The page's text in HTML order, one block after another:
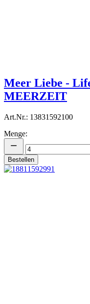
Meer Liebe -
MEERZEIT
Art.Nr.: 13831592100
Menge:
Bestellen